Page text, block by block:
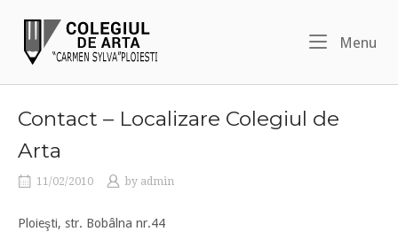
content
Menu
Contact – Localizare Colegiul de
Arta
11/02/2010 by admin
Ploieşti, str. Bobâlna nr.44